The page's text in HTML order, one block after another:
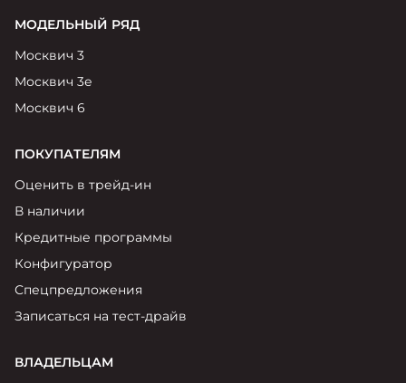
МОДЕЛЬНЫЙ РЯД
Москвич 3
Москвич 3е
Москвич 6
ПОКУПАТЕЛЯМ
Оценить в трейд-ин
В наличии
Кредитные программы
Конфигуратор
Спецпредложения
Записаться на тест-драйв
ВЛАДЕЛЬЦАМ